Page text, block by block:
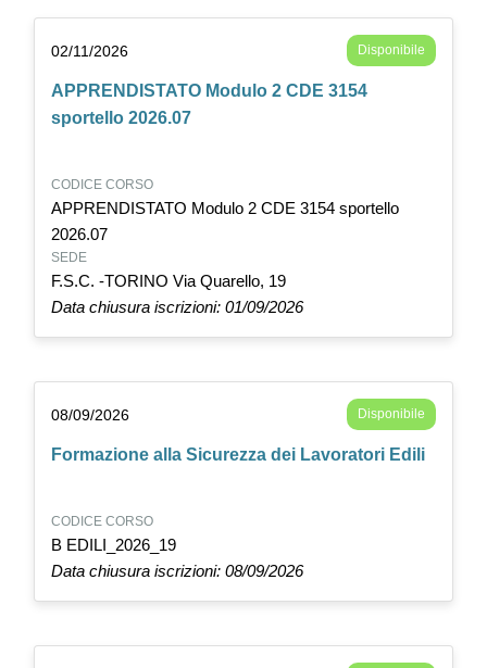
02/11/2026 Disponibile
APPRENDISTATO Modulo 2 CDE 3154
sportello 2026.07
CODICE CORSO
APPRENDISTATO Modulo 2 CDE 3154 sportello
2026.07
SEDE
F.S.C. -TORINO Via Quarello, 19
Data chiusura iscrizioni: 01/09/2026
08/09/2026 Disponibile
Formazione alla Sicurezza dei Lavoratori Edili
CODICE CORSO
B EDILI_2026_19
Data chiusura iscrizioni: 08/09/2026